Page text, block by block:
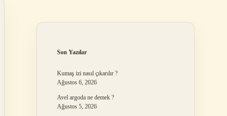
Son Yazılar
Kumaş izi nasıl çıkarılır ?
Ağustos 6, 2026
Avel argoda ne demek ?
Ağustos 5, 2026